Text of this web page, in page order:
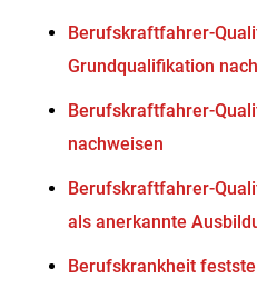
Berufskraftfahrer-
Grundqualifikation
Berufskraftfahrer-
nachweisen
Berufskraftfahrer-
als anerkannte
Berufskrankheit